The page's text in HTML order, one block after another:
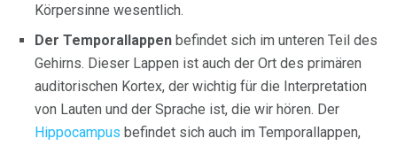
Körpersinne wesentlich.
Der Temporallappen befindet sich im unteren Teil des
Gehirns. Dieser Lappen ist auch der Ort des primären
auditorischen Kortex, der wichtig für die Interpretation
von Lauten und der Sprache ist, die wir hören. Der
Hippocampus befindet sich auch im Temporallappen,